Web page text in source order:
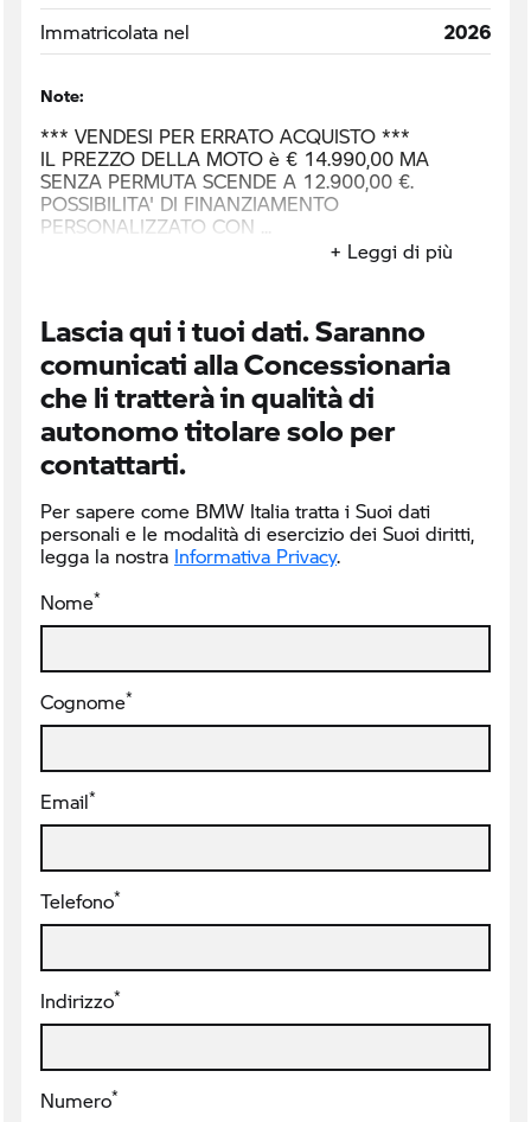
Immatricolata nel
2026
Note:
*** VENDESI PER ERRATO ACQUISTO ***
IL PREZZO DELLA MOTO è € 14.990,00 MA
SENZA PERMUTA SCENDE A 12.900,00 €.
POSSIBILITA' DI FINANZIAMENTO
PERSONALIZZATO CON
+ Leggi di più
Lascia qui i tuoi dati. Saranno
comunicati alla Concessionaria
che li tratterà in qualità di
autonomo titolare solo per
contattarti.
Per sapere come BMW Italia tratta i Suoi dati
personali e le modalità di esercizio dei Suoi diritti,
legga la nostra Informativa Privacy.
Nome*
Cognome*
Email*
Telefono*
Indirizzo*
Numero*